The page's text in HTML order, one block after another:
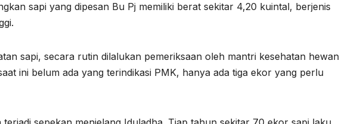
sapi yang dipesan Bu Pj memiliki berat sekitar 4,20 kuintal, berjenis
sapi, secara rutin dilalukan pemeriksaan oleh mantri kesehatan hewan
ini belum ada yang terindikasi PMK, hanya ada tiga ekor yang perlu